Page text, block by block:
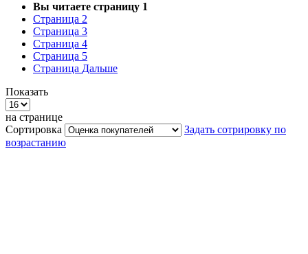
Вы читаете страницу 1
Страница 2
Страница 3
Страница 4
Страница 5
Страница Дальше
Показать
на странице
Сортировка
Задать сотрировку по
возрастанию